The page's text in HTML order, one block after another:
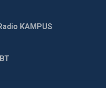
KAMPUS